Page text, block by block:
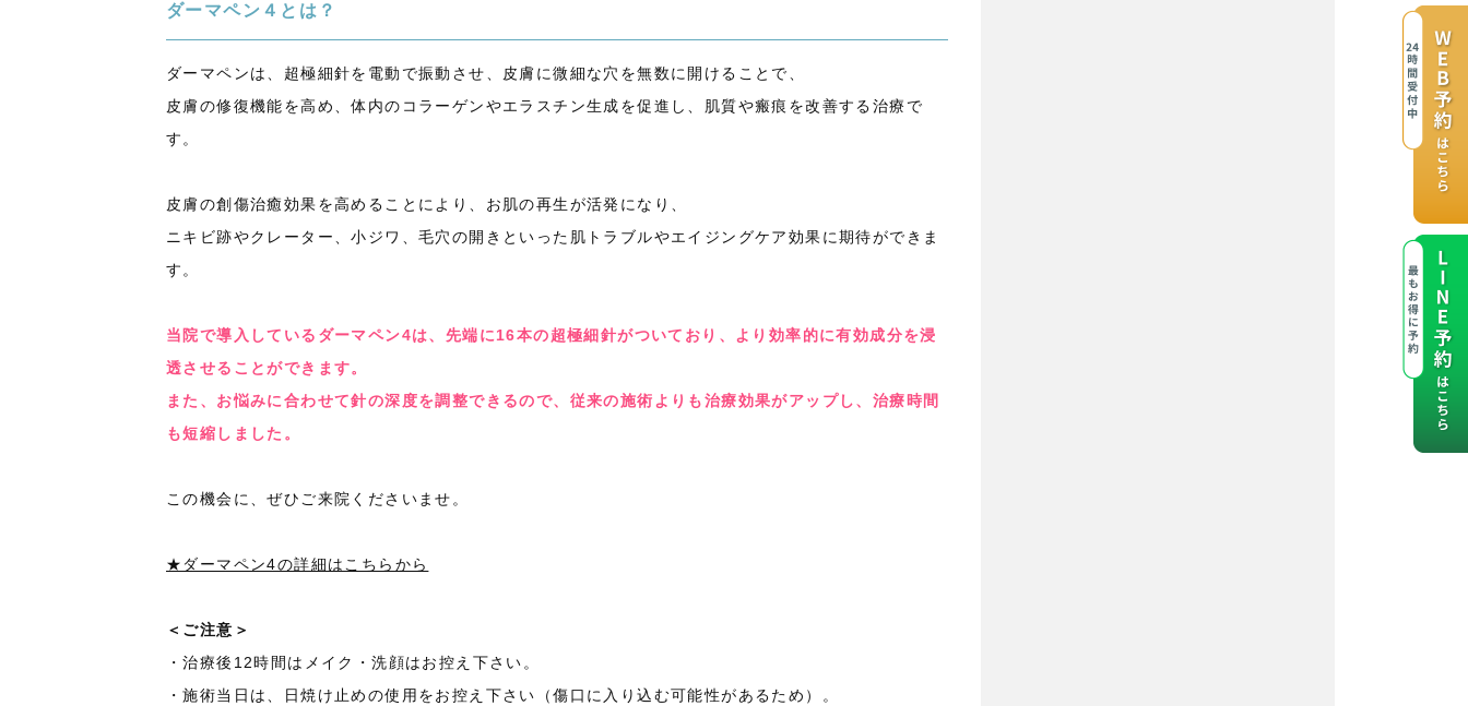
ダーマペン４とは？
ダーマペンは、超極細針を電動で振動させ、皮膚に微細な穴を無数に開けることで、
皮膚の修復機能を高め、体内のコラーゲンやエラスチン生成を促進し、肌質や瘢痕を改善する治療で
す。
皮膚の創傷治癒効果を高めることにより、お肌の再生が活発になり、
ニキビ跡やクレーター、小ジワ、毛穴の開きといった肌トラブルやエイジングケア効果に期待ができま
す。
当院で導入しているダーマペン4は、先端に16本の超極細針がついており、より効率的に有効成分を浸
透させることができます。
また、お悩みに合わせて針の深度を調整できるので、従来の施術よりも治療効果がアップし、治療時間
も短縮しました。
この機会に、ぜひご来院くださいませ。
★ダーマペン4の詳細はこちらから
＜ご注意＞
・治療後12時間はメイク・洗顔はお控え下さい。
・施術当日は、日焼け止めの使用をお控え下さい（傷口に入り込む可能性があるため）。